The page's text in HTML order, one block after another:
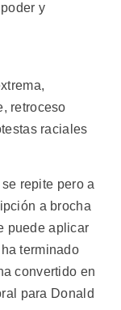
y
retroceso
raciales
repite pero a
a brocha
puede aplicar
terminado
convertido en
para Donald